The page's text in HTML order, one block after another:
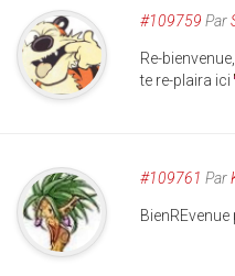
#109759 Par
Re-
te re-plaira ici
#109761 Par